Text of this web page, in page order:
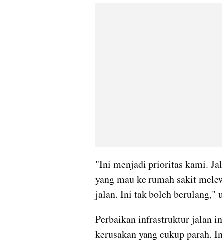
"Ini menjadi prioritas kami.
yang mau ke rumah sakit
jalan. Ini tak boleh berulang,"
Perbaikan infrastruktur jalan
kerusakan yang cukup parah.